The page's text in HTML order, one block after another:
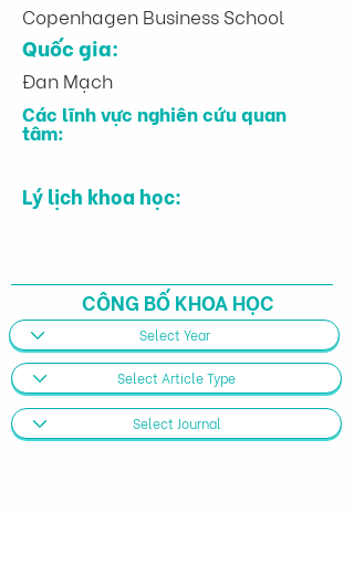
Copenhagen Business School
Quốc gia:
Đan Mạch
Các lĩnh vực nghiên cứu quan
tâm:
Lý lịch khoa học:
CÔNG BỐ KHOA HỌC